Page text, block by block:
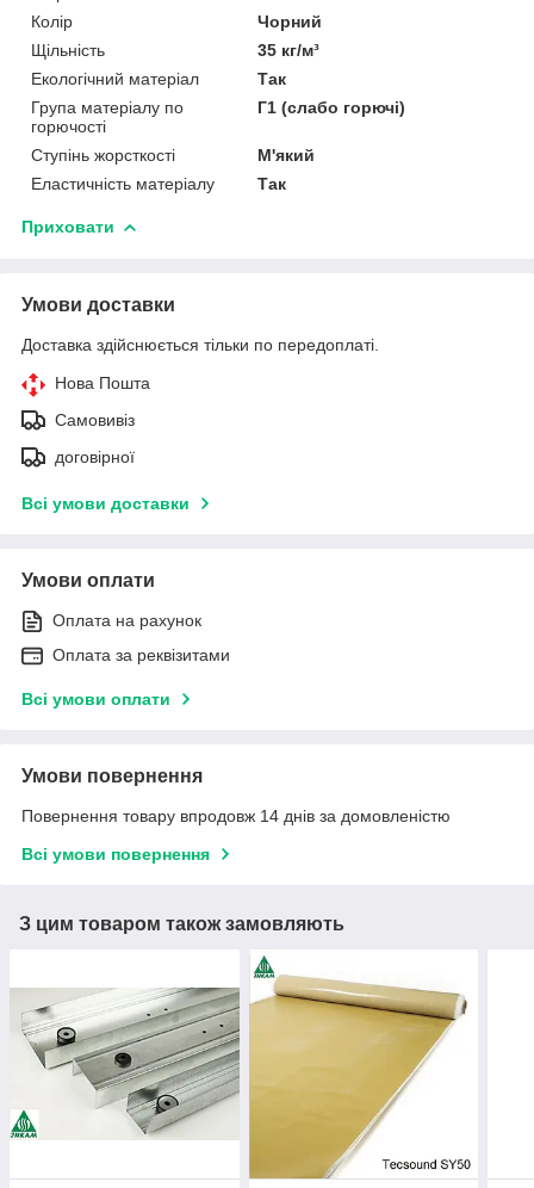
Колір
Чорний
Щільність
35 кг/м³
Екологічний матеріал
Так
Група матеріалу по
горючості
Г1 (слабо горючі)
Ступінь жорсткості
М'який
Еластичність матеріалу
Так
Приховати
Умови доставки
Доставка здійснюється тільки по передоплаті.
Нова Пошта
Самовивіз
договірної
Всі умови доставки
Умови оплати
Оплата на рахунок
Оплата за реквізитами
Всі умови оплати
Умови повернення
Повернення товару впродовж 14 днів за домовленістю
Всі умови повернення
З цим товаром також замовляють